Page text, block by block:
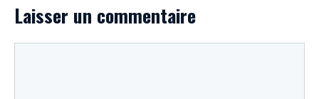
Laisser un commentaire